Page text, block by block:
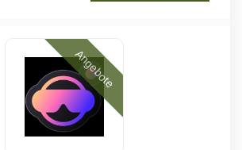
Angebote